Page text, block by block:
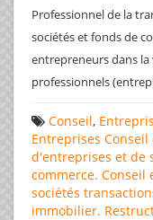
Professionnel de la
sociétés et fonds de
entrepreneurs dans la
professionnels
Conseil,
Entreprises Conseil
d'entreprises et de
commerce. Conseil
sociétés
immobilier.